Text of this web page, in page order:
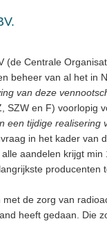
(de Centrale
beheer van al het in
van deze
SZW en F) voorlopig
een tijdige realisering
in het kader van
alle aandelen krijgt
de zorg van
heeft gedaan. Die